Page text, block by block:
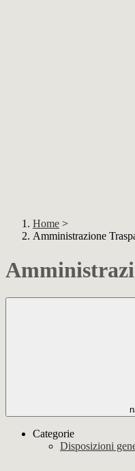
Home >
Amministrazione
Categorie
Disposizioni